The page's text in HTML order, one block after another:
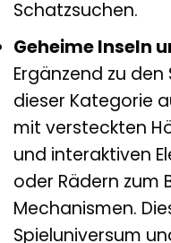
Schatzsuchen.
Geheime Inseln
Ergänzend zu
dieser Kategorie
mit versteckten
und interaktiven
oder Rädern zum
Mechanismen.
Spieluniversum